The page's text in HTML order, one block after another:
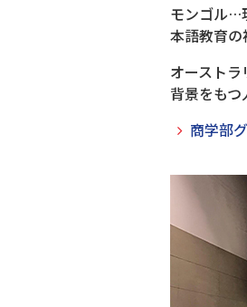
モンゴル…
本語教育の
オースト
背景をもつ
商学部